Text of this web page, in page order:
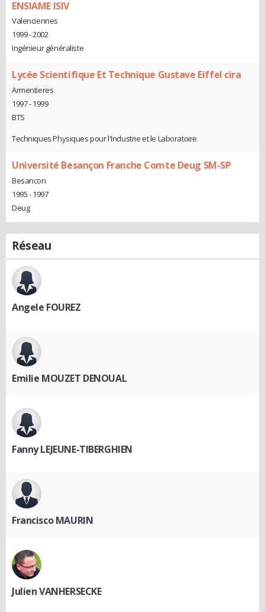
ENSIAME ISIV
Valenciennes
1999 - 2002
Ingénieur généraliste
Lycée Scientifique Et Technique Gustave Eiffel cira
Armentieres
1997 - 1999
BTS
Techniques Physiques pour l'Industrie et le Laboratoire
Université Besançon Franche Comte Deug SM-SP
Besancon
1995 - 1997
Deug
Réseau
Angele FOUREZ
Emilie MOUZET DENOUAL
Fanny LEJEUNE-TIBERGHIEN
Francisco MAURIN
Julien VANHERSECKE